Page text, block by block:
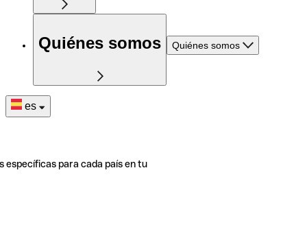
Quiénes somos Quiénes somos
es
específicas para cada país en tu